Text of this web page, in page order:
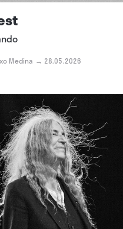
Medina → 28.05.2026